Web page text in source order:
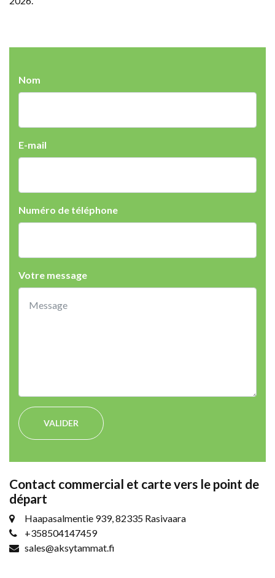
Nom
E-mail
Numéro de téléphone
Votre message
VALIDER
Contact commercial et carte vers le point de
départ
Haapasalmentie 939, 82335 Rasivaara
+358504147459
sales@aksytammat.fi